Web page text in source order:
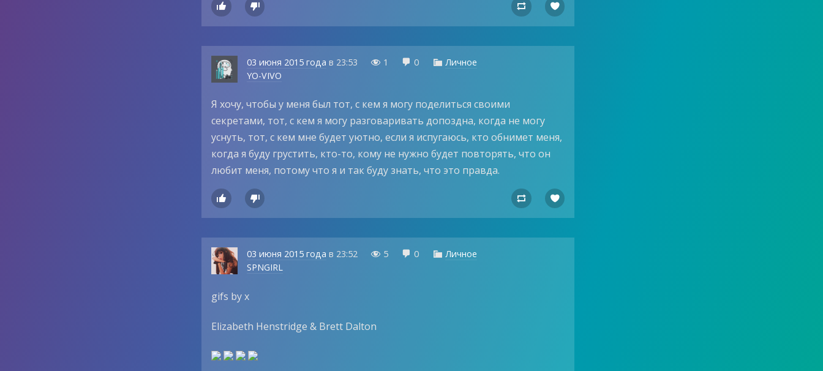
   
03 июня 2015 года в 23:53  1  0  Личное
YO-VIVO
Я хочу, чтобы у меня был тот, с кем я могу поделиться своими
секретами, тот, с кем я могу разговаривать допоздна, когда не могу
уснуть, тот, с кем мне будет уютно, если я испугаюсь, кто обнимет меня,
когда я буду грустить, кто-то, кому не нужно будет повторять, что он
любит меня, потому что я и так буду знать, что это правда.
   
03 июня 2015 года в 23:52  5  0  Личное
SPNGIRL
gifs by x
Elizabeth Henstridge & Brett Dalton